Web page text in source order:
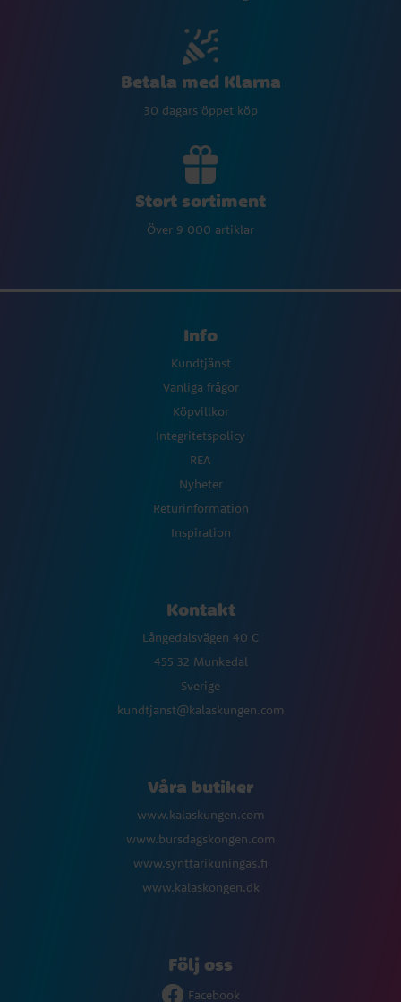
Betala med Klarna
30 dagars öppet köp
Stort sortiment
Över 9 000 artiklar
Info
Kundtjänst
Vanliga frågor
Köpvillkor
Integritetspolicy
REA
Nyheter
Returinformation
Inspiration
Kontakt
Långedalsvägen 40 C
455 32 Munkedal
Sverige
kundtjanst@kalaskungen.com
Våra butiker
www.kalaskungen.com
www.bursdagskongen.com
www.synttarikuningas.fi
www.kalaskongen.dk
Följ oss
Facebook